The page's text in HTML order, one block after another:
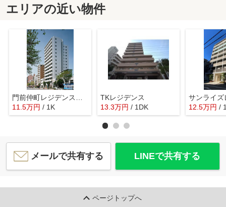
エリアの近い物件
11.5万円 / 1K
TKレジデンス
13.3万円 / 1DK
サンライズ
12.5万円 /
メールで共有する LINEで共有する
ページトップへ